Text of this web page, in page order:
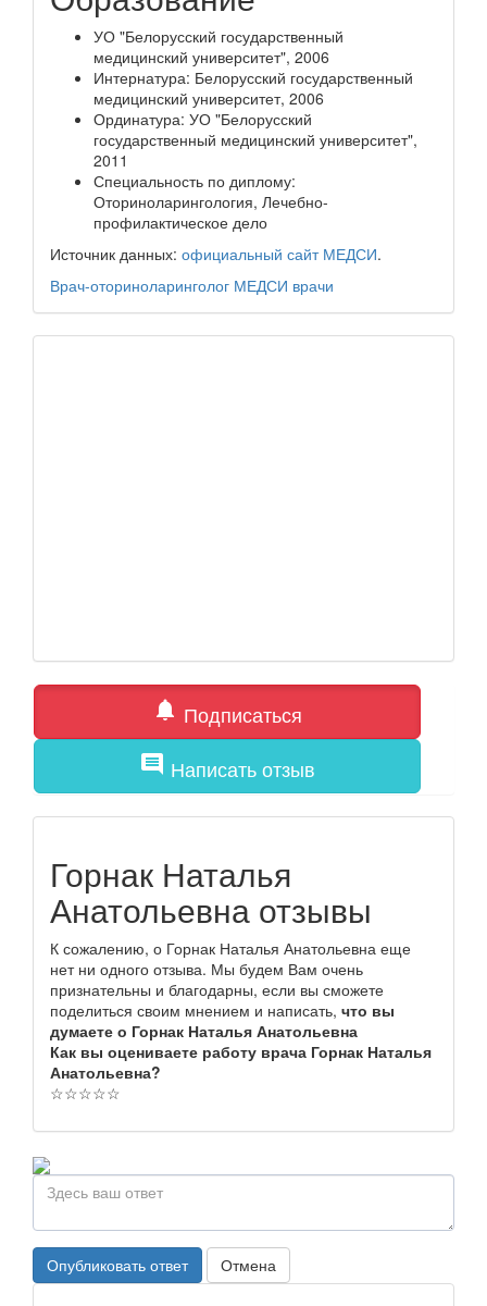
УО "Белорусский государственный
медицинский университет", 2006
Интернатура: Белорусский государственный
медицинский университет, 2006
Ординатура: УО "Белорусский
государственный медицинский университет",
2011
Специальность по диплому:
Оториноларингология, Лечебно-
профилактическое дело
Источник данных: официальный сайт МЕДСИ.
Врач-оториноларинголог МЕДСИ врачи
notifications Подписаться
comment Написать отзыв
Горнак Наталья
Анатольевна отзывы
К сожалению, о Горнак Наталья Анатольевна еще
нет ни одного отзыва. Мы будем Вам очень
признательны и благодарны, если вы сможете
поделиться своим мнением и написать, что вы
думаете о Горнак Наталья Анатольевна
Как вы оцениваете работу врача Горнак Наталья
Анатольевна?
☆☆☆☆☆
Опубликовать ответ Отмена